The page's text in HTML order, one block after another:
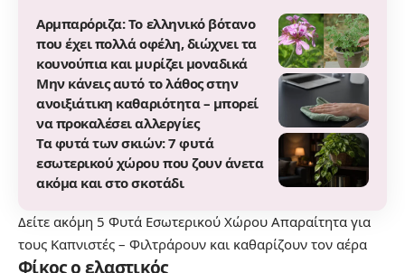
Αρμπαρόριζα: Το ελληνικό βότανο
που έχει πολλά οφέλη, διώχνει τα
κουνούπια και μυρίζει μοναδικά
Μην κάνεις αυτό το λάθος στην
ανοιξιάτικη καθαριότητα – μπορεί
να προκαλέσει αλλεργίες
Τα φυτά των σκιών: 7 φυτά
εσωτερικού χώρου που ζουν άνετα
ακόμα και στο σκοτάδι
Δείτε ακόμη 5 Φυτά Εσωτερικού Χώρου Απαραίτητα για
τους Καπνιστές – Φιλτράρουν και καθαρίζουν τον αέρα
Φίκος ο ελαστικός